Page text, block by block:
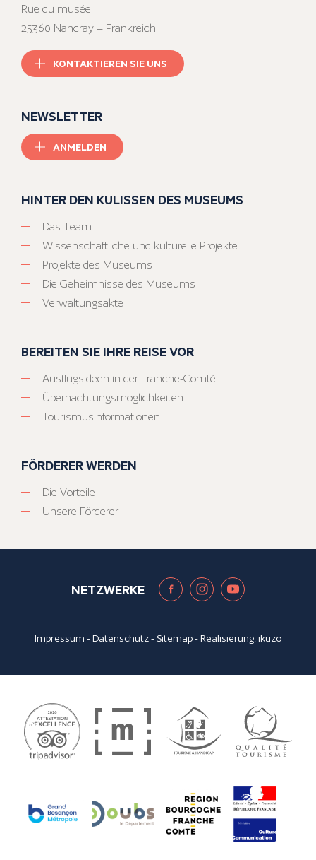
Rue du musée
25360 Nancray – Frankreich
KONTAKTIEREN SIE UNS
NEWSLETTER
ANMELDEN
HINTER DEN KULISSEN DES MUSEUMS
Das Team
Wissenschaftliche und kulturelle Projekte
Projekte des Museums
Die Geheimnisse des Museums
Verwaltungsakte
BEREITEN SIE IHRE REISE VOR
Ausflugsideen in der Franche-Comté
Übernachtungsmöglichkeiten
Tourismusinformationen
FÖRDERER WERDEN
Die Vorteile
Unsere Förderer
NETZWERKE
Impressum -Datenschutz- Sitemap- Realisierung:ikuzo